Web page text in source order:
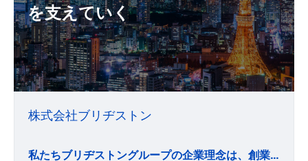
を支えていく
株式会社ブリヂストン
私たちブリヂストングループの企業理念は、創業者が社是として制定した「最高の品質で社会に貢献」を不変の使命として掲げ、その使命を果たすために、ブリヂストン社員として常に意識していたい姿勢を「誠実協調」「進取独創」「現物現場」「熟慮断行」の4つの心構えとして示しています。現在までに築きあげてきた企業文化や多様性を更なる成長の原動力とすべく、世界中の従業員一人ひとりが行動する上での共通の価値観を、この企業理念の中で表しています。